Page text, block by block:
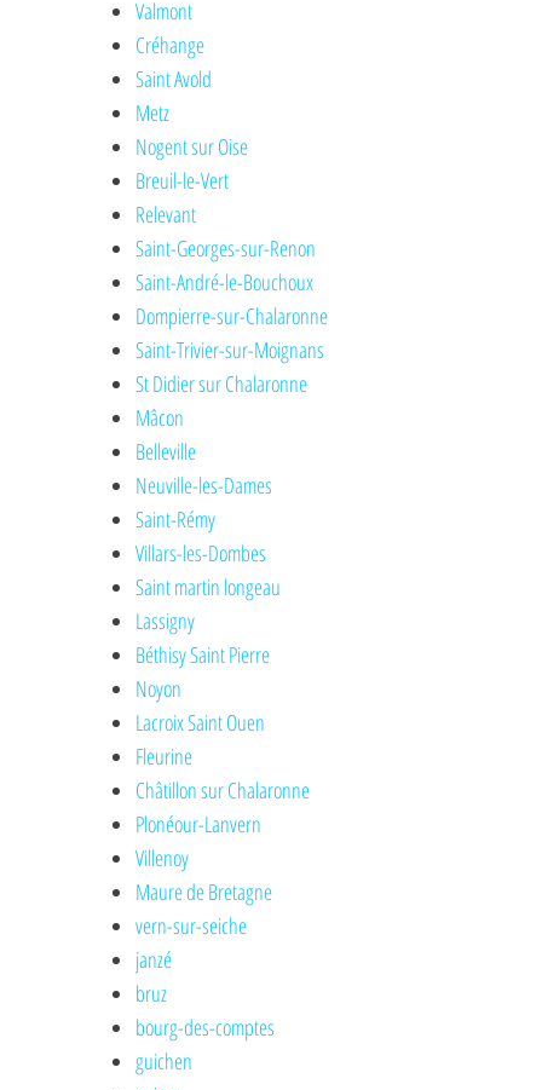
Valmont
Créhange
Saint Avold
Metz
Nogent sur Oise
Breuil-le-Vert
Relevant
Saint-Georges-sur-Renon
Saint-André-le-Bouchoux
Dompierre-sur-Chalaronne
Saint-Trivier-sur-Moignans
St Didier sur Chalaronne
Mâcon
Belleville
Neuville-les-Dames
Saint-Rémy
Villars-les-Dombes
Saint martin longeau
Lassigny
Béthisy Saint Pierre
Noyon
Lacroix Saint Ouen
Fleurine
Châtillon sur Chalaronne
Plonéour-Lanvern
Villenoy
Maure de Bretagne
vern-sur-seiche
janzé
bruz
bourg-des-comptes
guichen